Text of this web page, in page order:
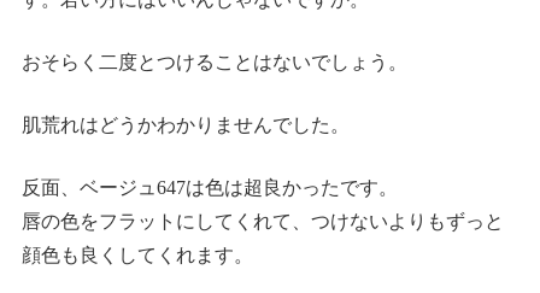
おそらく二度とつけることはないでしょう。
肌荒れはどうかわかりませんでした。
反面、ベージュ647は色は超良かったです。
唇の色をフラットにしてくれて、つけないよりもずっと
顔色も良くしてくれます。